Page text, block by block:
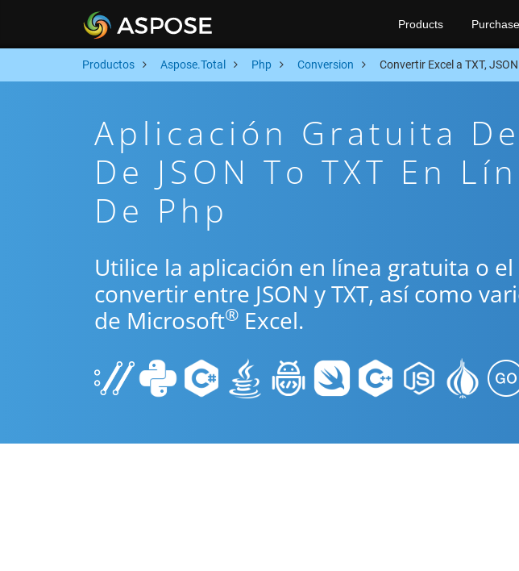
Products Purchase
Productos Aspose.Total Php Conversion Convertir Excel a TXT,
Aplicación Gratuita
De JSON To TXT En
De Php
Utilice la aplicación en línea gratuita o el
convertir entre JSON y TXT, así como
de Microsoft® Excel.